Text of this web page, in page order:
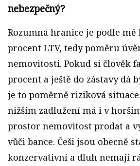
nebezpečný?
Rozumná hranice je podle mě
procent LTV, tedy poměru
nemovitosti. Pokud si člověk
procent a ještě do zástavy dá
je to poměrně riziková
nižším zadlužení má i v
prostor nemovitost prodat a
vůči bance. Češi jsou obecně
konzervativní a dluh nemají